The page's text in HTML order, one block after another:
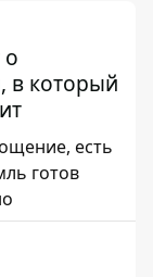
в который
есть
готов